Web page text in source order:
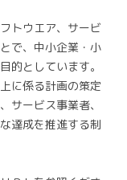
トウエア、サービ
で、中小企業・小
的としています。
に係る計画の策定
サービス事業者、
達成を推進する制